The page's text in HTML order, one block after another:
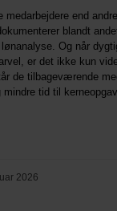
medarbejdere end
blandt
Og når
er det ikke kun
de tilbageværende
tid til
2026